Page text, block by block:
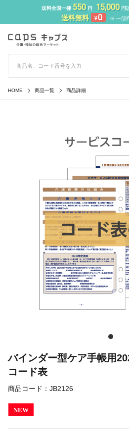
送料全国一律 550円 15,000円
送料無料 ¥0 ※ 一部
HOME 商品一覧 商品詳細
バインダー型ケア手帳用
コード表
商品コード： JB2126
NEW